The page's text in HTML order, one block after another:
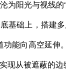
为阳光与视线
基础上，搭建
功能向高空延伸
现从被遮蔽的边